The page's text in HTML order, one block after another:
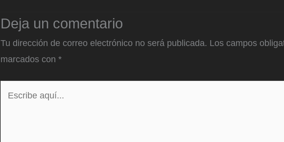
Deja un comentario
Tu dirección de correo electrónico no será publicada. Los campos
marcados con *